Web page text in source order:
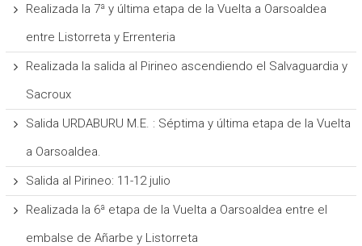
Realizada la 7ª y última etapa de la Vuelta a Oarsoaldea
entre Listorreta y Errenteria
Realizada la salida al Pirineo ascendiendo el Salvaguardia y
Sacroux
Salida URDABURU M.E. : Séptima y última etapa de la Vuelta
a Oarsoaldea.
Salida al Pirineo: 11-12 julio
Realizada la 6ª etapa de la Vuelta a Oarsoaldea entre el
embalse de Añarbe y Listorreta